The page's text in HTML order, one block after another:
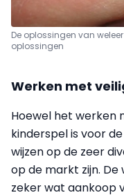
De oplossingen van
oplossingen
Werken met
Hoewel het werken
kinderspel is voor
wijzen op de zeer
op de markt zijn.
zeker wat aankoop